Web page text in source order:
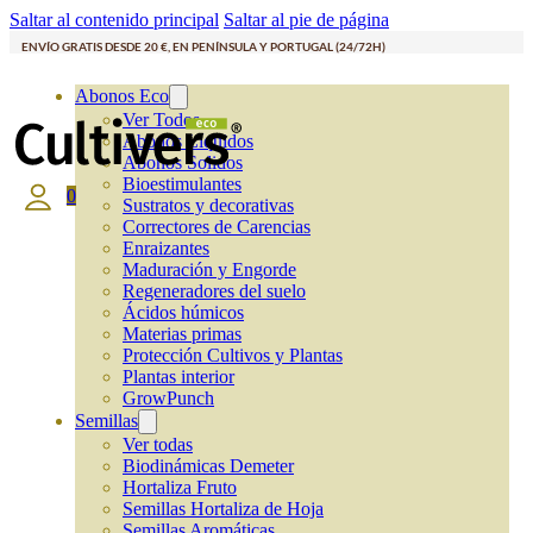
Saltar al contenido principal Saltar al pie de página
ENVÍO GRATIS DESDE 20 €, EN PENÍNSULA Y PORTUGAL (24/72H)
Abonos Eco
Ver Todos
Abonos Líquidos
Abonos Solidos
Bioestimulantes
Sustratos y decorativas
Correctores de Carencias
Enraizantes
Maduración y Engorde
Regeneradores del suelo
Ácidos húmicos
Materias primas
Protección Cultivos y Plantas
Plantas interior
GrowPunch
Semillas
Ver todas
Biodinámicas Demeter
Hortaliza Fruto
Semillas Hortaliza de Hoja
0